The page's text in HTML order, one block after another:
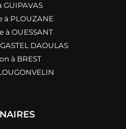
GUIPAVAS
à PLOUZANE
à OUESSANT
DAOULAS
à BREST